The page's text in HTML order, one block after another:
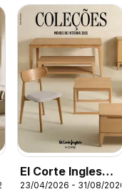
El Corte Ingles
23/04/2026 - 31/08/2026